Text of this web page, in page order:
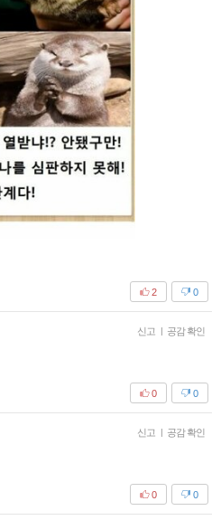
0
2
신고 공감 확인
0
0
신고 공감 확인
0
0